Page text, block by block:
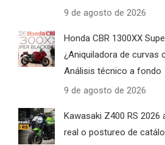
9 de agosto de 2026
Honda CBR 1300XX
¿Aniquiladora de curvas
Análisis técnico a fondo
9 de agosto de 2026
Kawasaki Z400 RS 2026
real o postureo de